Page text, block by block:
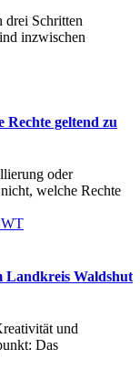
drei Schritten
inzwischen
Rechte geltend zu
oder
welche Rechte
Landkreis Waldshut
und
Das